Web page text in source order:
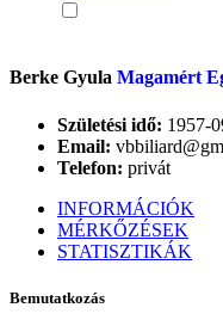
Berke Gyula Magamért
Születési idő: 1957-
Email:
Telefon: privát
INFORMÁCIÓK
MÉRKŐZÉSEK
STATISZTIKÁK
Bemutatkozás